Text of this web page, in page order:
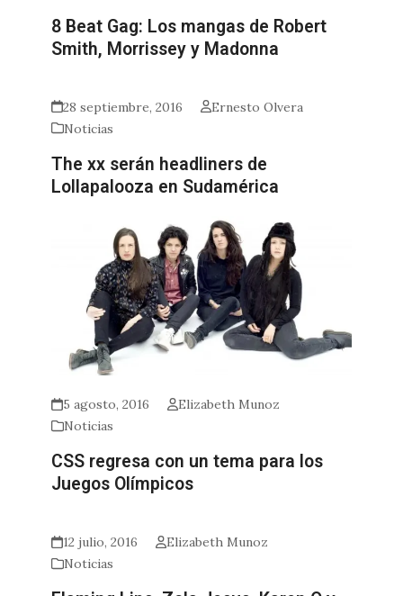
8 Beat Gag: Los mangas de Robert
Smith, Morrissey y Madonna
28 septiembre, 2016
Ernesto Olvera
Noticias
The xx serán headliners de
Lollapalooza en Sudamérica
5 agosto, 2016
Elizabeth Munoz
Noticias
CSS regresa con un tema para los
Juegos Olímpicos
12 julio, 2016
Elizabeth Munoz
Noticias